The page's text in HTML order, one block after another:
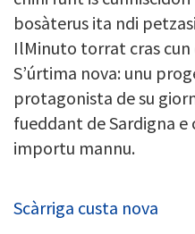
bosàterus ita ndi
IlMinuto torrat cras
S’úrtima nova: unu
protagonista de su
fueddant de Sardigna e
importu mannu.
Scàrriga custa nova